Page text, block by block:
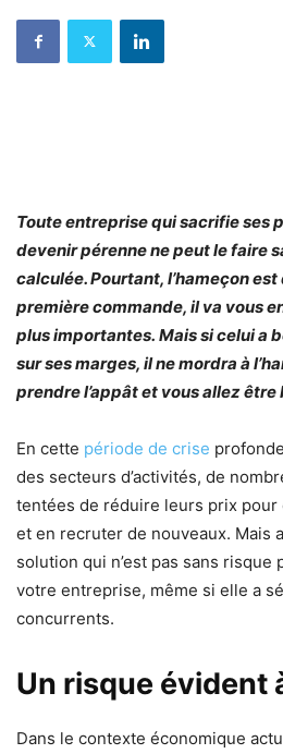
Toute entreprise qui sacrifie ses
devenir pérenne ne peut le faire
calculée. Pourtant, l’hameçon est
première commande, il va vous
plus importantes. Mais si celui a
sur ses marges, il ne mordra à
prendre l’appât et vous allez être
En cette période de crise
des secteurs d’activités, de
tentées de réduire leurs prix
et en recruter de nouveaux. Mais
solution qui n’est pas sans risque
votre entreprise, même si elle a
concurrents.
Un risque évident
Dans le contexte économique